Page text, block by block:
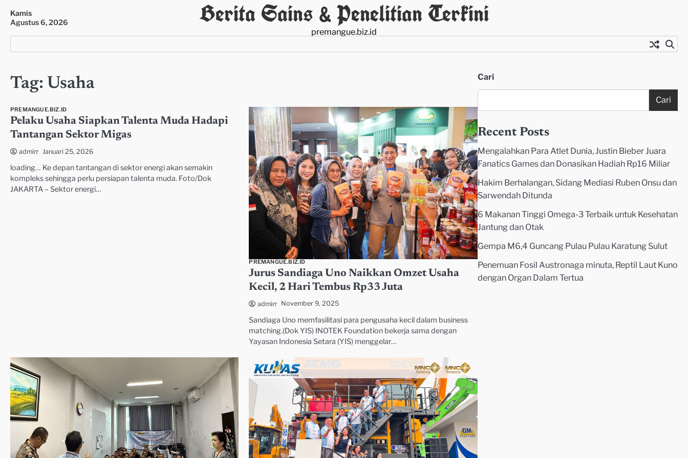
content
Kamis
Agustus 6, 2026
Berita Sains & Penelitian Terkini
premangue.biz.id
Tag: Usaha
PREMANGUE.BIZ.ID
Pelaku Usaha Siapkan Talenta Muda Hadapi
Tantangan Sektor Migas
admin Januari 25, 2026
loading… Ke depan tantangan di sektor energi akan semakin
kompleks sehingga perlu persiapan talenta muda. Foto/Dok
JAKARTA – Sektor energi…
PREMANGUE.BIZ.ID
Jurus Sandiaga Uno Naikkan Omzet Usaha
Kecil, 2 Hari Tembus Rp33 Juta
admin November 9, 2025
Sandiaga Uno memfasilitasi para pengusaha kecil dalam business
matching.(Dok YIS) INOTEK Foundation bekerja sama dengan
Yayasan Indonesia Setara (YIS) menggelar…
Cari
Cari
Recent Posts
Mengalahkan Para Atlet Dunia, Justin Bieber Juara
Fanatics Games dan Donasikan Hadiah Rp16 Miliar
Hakim Berhalangan, Sidang Mediasi Ruben Onsu dan
Sarwendah Ditunda
6 Makanan Tinggi Omega-3 Terbaik untuk Kesehatan
Jantung dan Otak
Gempa M6,4 Guncang Pulau Pulau Karatung Sulut
Penemuan Fosil Austronaga minuta, Reptil Laut Kuno
dengan Organ Dalam Tertua